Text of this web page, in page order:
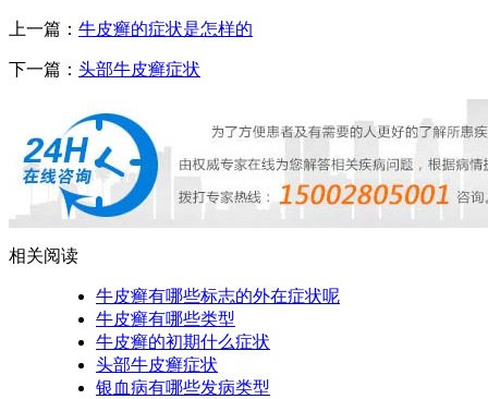
上一篇： 牛皮癣的症状是怎样的
下一篇： 头部牛皮癣症状
相关阅读
牛皮癣有哪些标志的外在症状呢
牛皮癣有哪些类型
牛皮癣的初期什么症状
头部牛皮癣症状
银血病有哪些发病类型